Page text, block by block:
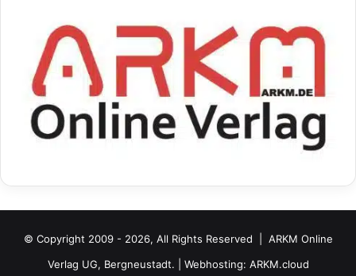
© Copyright 2009 - 2026, All Rights Reserved | ARKM Online
Verlag UG, Bergneustadt. | Webhosting: ARKM.cloud